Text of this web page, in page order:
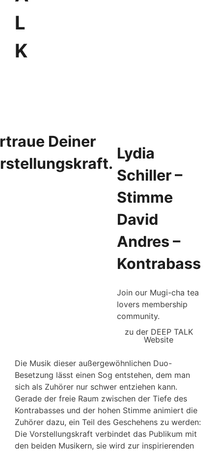
L
K
Deiner
Lydia
Schiller –
Stimme
David
Andres –
Kontrabass
Join our Mugi-cha tea
lovers membership
community.
zu der DEEP TALK
Website
Die Musik dieser außergewöhnlichen Duo-
Besetzung lässt einen Sog entstehen, dem man
sich als Zuhörer nur schwer entziehen kann.
Gerade der freie Raum zwischen der Tiefe des
Kontrabasses und der hohen Stimme animiert die
Zuhörer dazu, ein Teil des Geschehens zu werden:
Die Vorstellungskraft verbindet das Publikum mit
den beiden Musikern, sie wird zur inspirierenden